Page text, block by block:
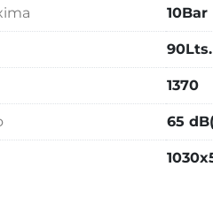
10Bar
90Lts.
1370
65